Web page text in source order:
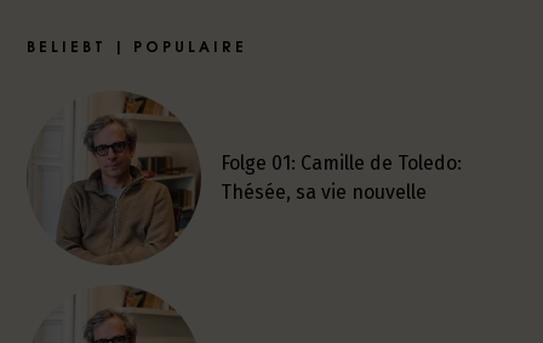
BELIEBT | POPULAIRE
Folge 01: Camille de Toledo:
Thésée, sa vie nouvelle